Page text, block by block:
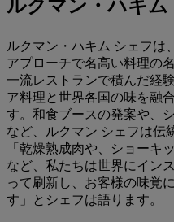
ルクマン・ハキム
ルクマン・ハキム シェフは
アプローチで名高い料理の
一流レストランで積んだ経
ア料理と世界各国の味を融
す。和食ブースの発案や、
など、ルクマン シェフは伝
「乾燥熟成肉や、ショーキ
など、私たちは世界にイン
って刷新し、お客様の味覚
す」とシェフは語ります。